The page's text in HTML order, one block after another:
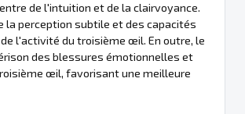
de l'intuition et de la clairvoyance.
la perception subtile et des capacités
l'activité du troisième œil. En outre, le
des blessures émotionnelles et
œil, favorisant une meilleure